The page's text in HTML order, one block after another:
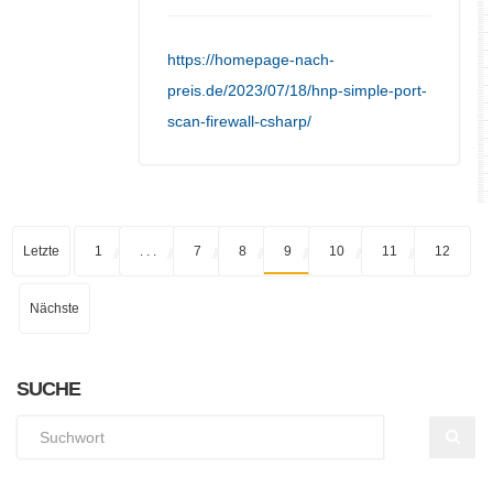
https://homepage-nach-
preis.de/2023/07/18/hnp-simple-port-
scan-firewall-csharp/
Letzte 1 7 8 9 10 11 12
Nächste
SUCHE